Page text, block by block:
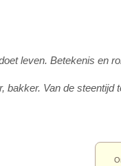
leven. Betekenis en
bakker. Van de steentijd